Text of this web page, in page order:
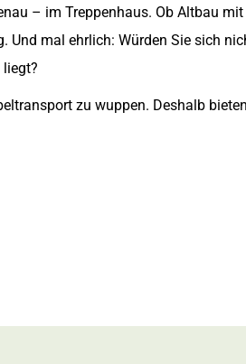
– im Treppenhaus. Ob Altbau
mal ehrlich: Würden Sie sich
zu wuppen. Deshalb